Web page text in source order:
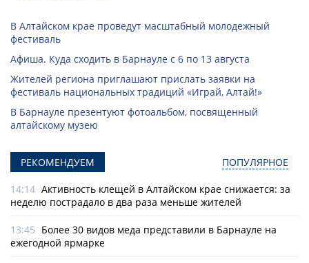
В Алтайском крае проведут масштабный молодежный
фестиваль
Афиша. Куда сходить в Барнауле с 6 по 13 августа
Жителей региона приглашают прислать заявки на
фестиваль национальных традиций «Играй, Алтай!»
В Барнауле презентуют фотоальбом, посвященный
алтайскому музею
РЕКОМЕНДУЕМ ПОПУЛЯРНОЕ
14:14 Активность клещей в Алтайском крае снижается: за
неделю пострадало в два раза меньше жителей
13:45 Более 30 видов меда представили в Барнауле на
ежегодной ярмарке